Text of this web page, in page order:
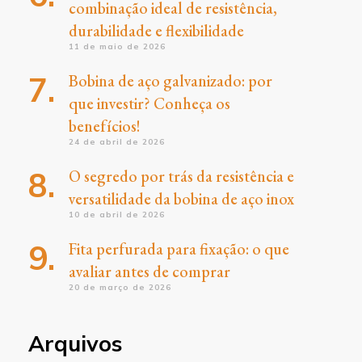
combinação ideal de resistência,
durabilidade e flexibilidade
11 de maio de 2026
Bobina de aço galvanizado: por
que investir? Conheça os
benefícios!
24 de abril de 2026
O segredo por trás da resistência e
versatilidade da bobina de aço inox
10 de abril de 2026
Fita perfurada para fixação: o que
avaliar antes de comprar
20 de março de 2026
Arquivos